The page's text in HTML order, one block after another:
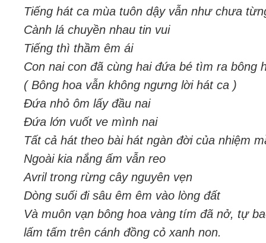
Tiếng hát ca mùa tuôn dậy vẫn như chưa
Cành lá chuyền nhau tin vui
Tiếng thì thầm êm ái
Con nai con đã cùng hai đứa bé tìm ra bông
( Bông hoa vẫn không ngưng lời hát ca )
Đứa nhỏ ôm lấy đầu nai
Đứa lớn vuốt ve mình nai
Tất cả hát theo bài hát ngàn đời của nhiệm
Ngoài kia nắng ấm vẫn reo
Avril trong rừng cây nguyên vẹn
Dòng suối đi sâu êm êm vào lòng đất
Và muôn vạn bông hoa vàng tím đã nở, tự
lấm tấm trên cánh đồng cỏ xanh non.